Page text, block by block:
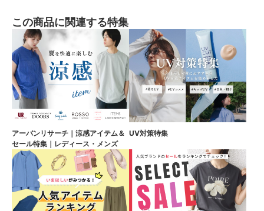
この商品に関連する特集
アーバンリサーチ｜涼感アイテム＆
セール特集｜レディース・メンズ
UV対策特集